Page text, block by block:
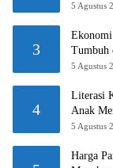
5 Agustus
3
Tumbuh
5 Agustus
4
Literasi
Anak
5 Agustus
Harga